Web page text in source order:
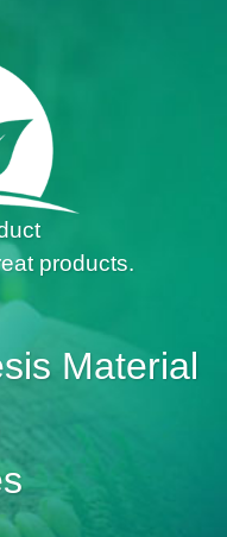
products.
Material